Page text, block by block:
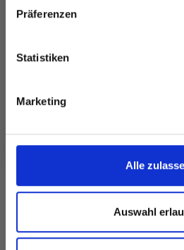
Präferenzen
Statistiken
Marketing
Alle
Auswahl
Alle Optionen
FÜR SIE EMPFOHLEN